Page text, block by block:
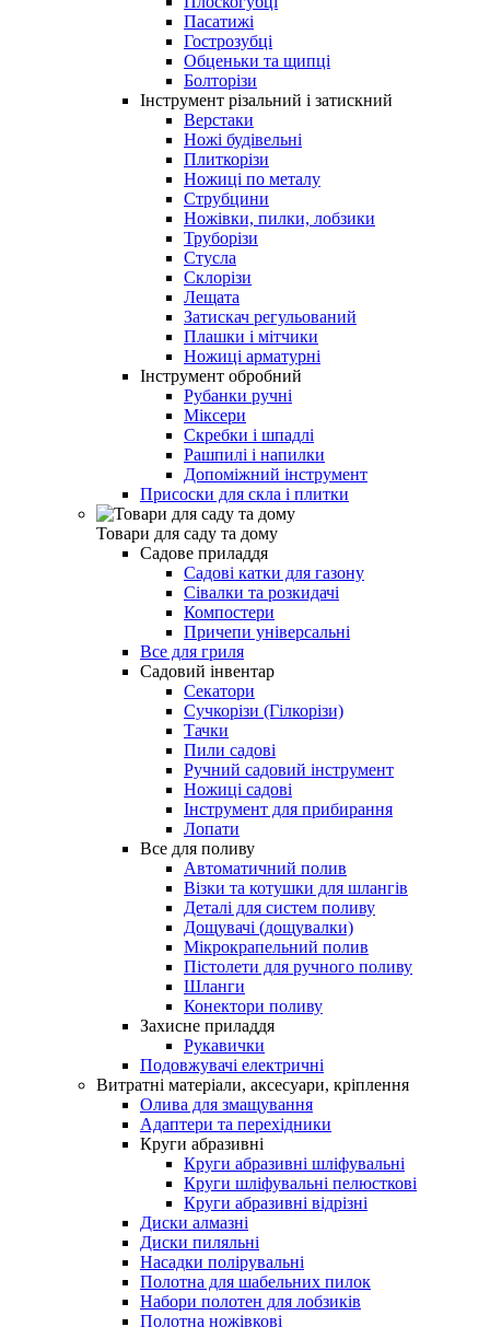
Пасатижі
Гострозубці
Обценьки та щипці
Болторізи
Інструмент різальний і затискний
Верстаки
Ножі будівельні
Плиткорізи
Ножиці по металу
Струбцини
Ножівки, пилки, лобзики
Труборізи
Стусла
Склорізи
Лещата
Затискач регульований
Плашки і мітчики
Ножиці арматурні
Інструмент обробний
Рубанки ручні
Міксери
Скребки і шпадлі
Рашпилі і напилки
Допоміжний інструмент
Присоски для скла і плитки
Товари для саду та дому
Садове приладдя
Садові катки для газону
Сівалки та розкидачі
Компостери
Причепи універсальні
Все для гриля
Садовий інвентар
Секатори
Сучкорізи (Гілкорізи)
Тачки
Пили садові
Ручний садовий інструмент
Ножиці садові
Інструмент для прибирання
Лопати
Все для поливу
Автоматичний полив
Візки та котушки для шлангів
Деталі для систем поливу
Дощувачі (дощувалки)
Мікрокрапельний полив
Пістолети для ручного поливу
Шланги
Конектори поливу
Захисне приладдя
Рукавички
Подовжувачі електричні
Витратні матеріали, аксесуари, кріплення
Олива для змащування
Адаптери та перехідники
Круги абразивні
Круги абразивні шліфувальні
Круги шліфувальні пелюсткові
Круги абразивні відрізні
Диски алмазні
Диски пиляльні
Насадки полірувальні
Полотна для шабельних пилок
Набори полотен для лобзиків
Полотна ножівкові